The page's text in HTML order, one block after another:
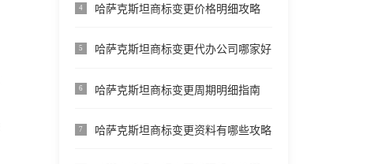
4 哈萨克斯坦商标变更价格明细攻略
5 哈萨克斯坦商标变更代办公司哪家好
6 哈萨克斯坦商标变更周期明细指南
7 哈萨克斯坦商标变更资料有哪些攻略